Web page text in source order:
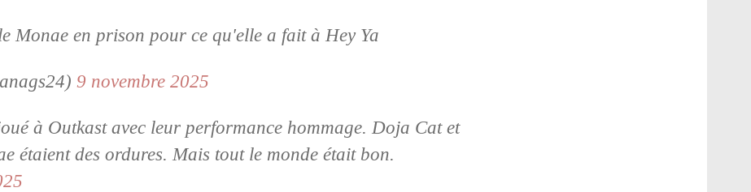
Monae en prison pour ce qu'elle a fait à Hey Ya
9 novembre 2025
à Outkast avec leur performance hommage. Doja Cat et
étaient des ordures. Mais tout le monde était bon.